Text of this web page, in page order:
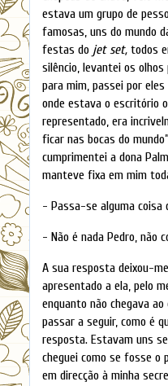
estava um grupo de
famosas, uns do mundo
festas do jet set, todos
silêncio, levantei os
para mim, passei por
onde estava o escritório
representado, era
ficar nas bocas do
cumprimentei a dona
manteve fixa em mim
- Passa-se alguma coisa
- Não é nada Pedro, não
A sua resposta deixou-
apresentado a ela, pelo
enquanto não chegava
passar a seguir, como é
resposta. Estavam uns
cheguei como se fosse o
em direcção à minha